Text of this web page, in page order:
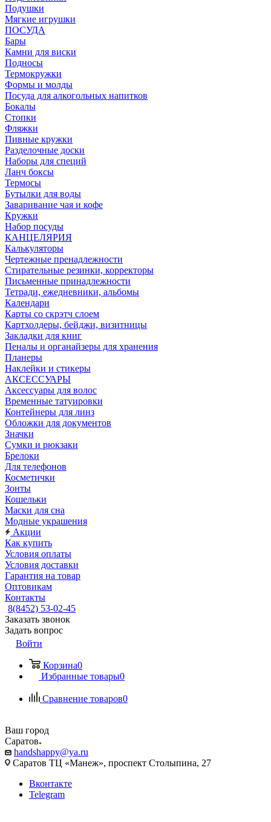
Подушки
Мягкие игрушки
ПОСУДА
Бары
Камни для виски
Подносы
Термокружки
Формы и молды
Посуда для алкогольных напитков
Бокалы
Стопки
Фляжки
Пивные кружки
Разделочные доски
Наборы для специй
Ланч боксы
Термосы
Бутылки для воды
Заваривание чая и кофе
Кружки
Набор посуды
КАНЦЕЛЯРИЯ
Калькуляторы
Чертежные пренадлежности
Стирательные резинки, корректоры
Письменные принадлежности
Тетради, ежедневники, альбомы
Календари
Карты со скрэтч слоем
Картхолдеры, бейджи, визитницы
Закладки для книг
Пеналы и органайзеры для хранения
Планеры
Наклейки и стикеры
АКСЕССУАРЫ
Аксессуары для волос
Временные татуировки
Контейнеры для линз
Обложки для документов
Значки
Сумки и рюкзаки
Брелоки
Для телефонов
Косметички
Зонты
Кошельки
Маски для сна
Модные украшения
Акции
Как купить
Условия оплаты
Условия доставки
Гарантия на товар
Оптовикам
Контакты
8(8452) 53-02-45
Заказать звонок
Задать вопрос
Войти
Корзина0
Избранные товары0
Сравнение товаров0
Ваш город
Саратов
handshappy@ya.ru
Саратов ТЦ «Манеж», проспект Столыпина, 27
Вконтакте
Telegram